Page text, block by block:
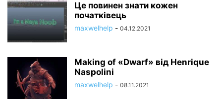
Це повинен знати кожен
початківець
maxwelhelp - 04.12.2021
Making of «Dwarf» від Henrique
Naspolini
maxwelhelp - 08.11.2021